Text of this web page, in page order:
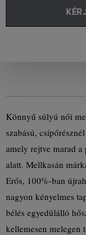
Könnyű súlyú női
szabású,
amely rejtve marad
alatt. Mellkasán
Erős, 100%-ban
nagyon kényelmes
bélés egyedülálló
kellemesen melegen